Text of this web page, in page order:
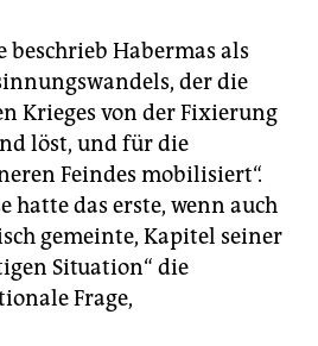
beschrieb Habermas als
der die
Krieges von der Fixierung
löst, und für die
Feindes mobilisiert“.
hatte das erste, wenn auch
gemeinte, Kapitel seiner
Situation“ die
Frage,